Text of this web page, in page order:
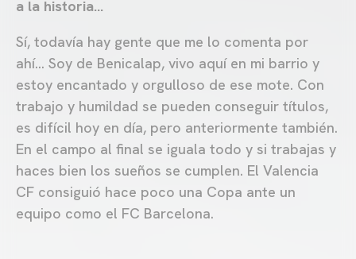
a la historia…
Sí, todavía hay gente que me lo comenta por
ahí… Soy de Benicalap, vivo aquí en mi barrio y
estoy encantado y orgulloso de ese mote. Con
trabajo y humildad se pueden conseguir títulos,
es difícil hoy en día, pero anteriormente también.
En el campo al final se iguala todo y si trabajas y
haces bien los sueños se cumplen. El Valencia
CF consiguió hace poco una Copa ante un
equipo como el FC Barcelona.